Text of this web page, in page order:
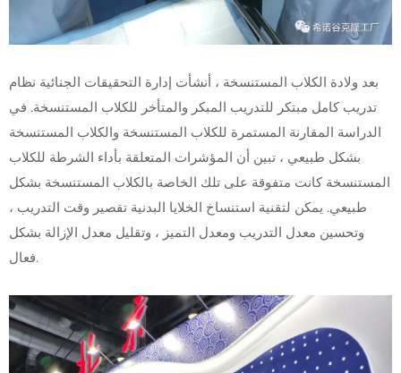
بعد ولادة الكلاب المستنسخة ، أنشأت إدارة التحقيقات الجنائية نظام
تدريب كامل مبتكر للتدريب المبكر والمتأخر للكلاب المستنسخة. في
الدراسة المقارنة المستمرة للكلاب المستنسخة والكلاب المستنسخة
بشكل طبيعي ، تبين أن المؤشرات المتعلقة بأداء الشرطة للكلاب
المستنسخة كانت متفوقة على تلك الخاصة بالكلاب المستنسخة بشكل
طبيعي. يمكن لتقنية استنساخ الخلايا البدنية تقصير وقت التدريب ،
وتحسين معدل التدريب ومعدل التميز ، وتقليل معدل الإزالة بشكل
فعال.